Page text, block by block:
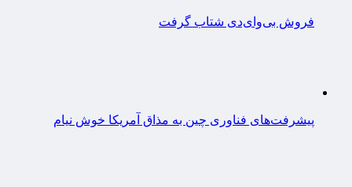
فروش بی‌وای‌دی شتاب گرفت
پیشرفت‌های فناوری چین به مذاق آمریکا خوش نیام